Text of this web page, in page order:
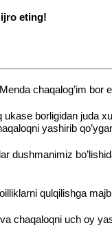
eting!
chaqalog’im
ukase borligidan juda
yashirib
dushmanimiz
qulqilishga
chaqaloqni uch oy